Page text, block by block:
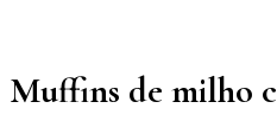
Muffins de milho